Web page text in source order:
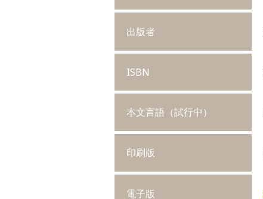
出版者
ISBN
本文言語（試行中）
印刷版
電子版